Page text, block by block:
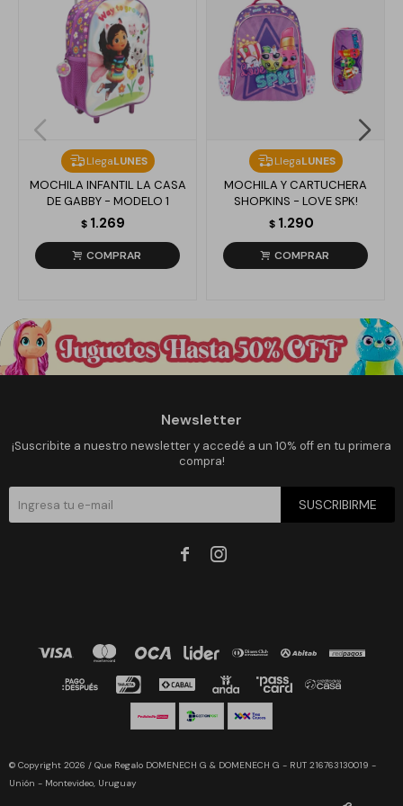
LlegaLUNES
MOCHILA INFANTIL LA CASA
DE GABBY - MODELO 1
$ 1.269
LlegaLUNES
MOCHILA Y CARTUCHERA
SHOPKINS - LOVE SPK!
$ 1.290
Newsletter
¡Suscribite a nuestro newsletter y accedé a un 10% off en tu primera
compra!
SUSCRIBIRME
 
© Copyright 2026 / Que Regalo DOMENECH G & DOMENECH G - RUT 216763130019 -
Unión - Montevideo, Uruguay